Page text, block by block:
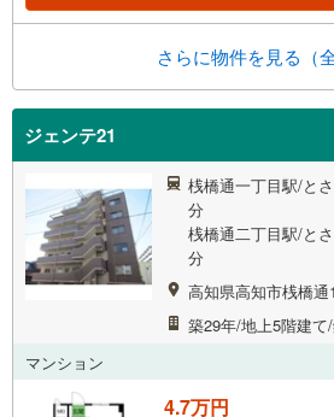
さらに物件を見る（
ジェンテ21
桟橋通一丁目駅/と
分
桟橋通二丁目駅/と
分
高知県高知市桟橋通1
築29年/地上5階建て
マンション
4.7万円